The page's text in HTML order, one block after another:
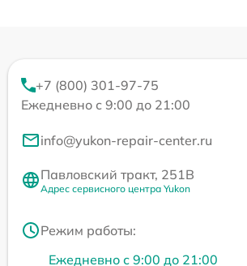
+7 (800) 301-97-75
Ежедневно с 9:00 до 21:00
info@yukon-repair-center.ru
Павловский тракт, 251В
Адрес сервисного центра Yukon
Режим работы:
Ежедневно с 9:00 до 21:00